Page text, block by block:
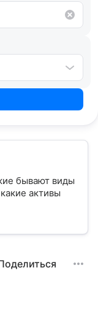
бывают виды
активы